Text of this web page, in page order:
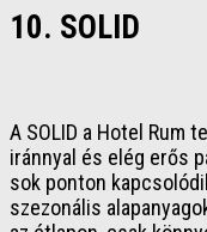
10. SOLID
A SOLID a Hotel Rum
iránnyal és elég erős
sok ponton
szezonális